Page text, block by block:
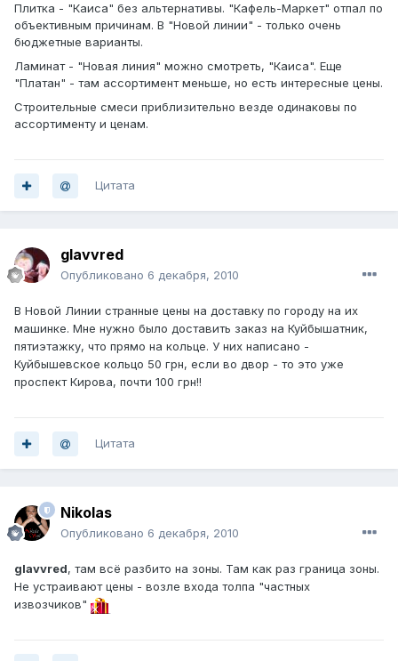
Плитка - "Каиса" без альтернативы. "Кафель-Маркет" отпал по
объективным причинам. В "Новой линии" - только очень
бюджетные варианты.
Ламинат - "Новая линия" можно смотреть, "Каиса". Еще
"Платан" - там ассортимент меньше, но есть интересные цены.
Строительные смеси приблизительно везде одинаковы по
ассортименту и ценам.
Цитата
glavvred
Опубликовано 6 декабря, 2010
В Новой Линии странные цены на доставку по городу на их
машинке. Мне нужно было доставить заказ на Куйбышатник,
пятиэтажку, что прямо на кольце. У них написано -
Куйбышевское кольцо 50 грн, если во двор - то это уже
проспект Кирова, почти 100 грн!!
Цитата
Nikolas
Опубликовано 6 декабря, 2010
glavvred, там всё разбито на зоны. Там как раз граница зоны.
Не устраивают цены - возле входа толпа "частных
извозчиков"